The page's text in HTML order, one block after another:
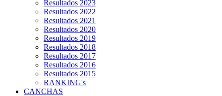
Resultados 2023
Resultados 2022
Resultados 2021
Resultados 2020
Resultados 2019
Resultados 2018
Resultados 2017
Resultados 2016
Resultados 2015
RANKING's
CANCHAS